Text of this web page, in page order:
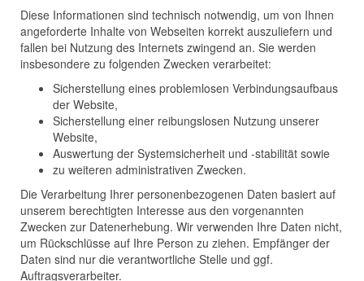
Diese Informationen sind technisch notwendig, um von Ihnen
angeforderte Inhalte von Webseiten korrekt auszuliefern und
fallen bei Nutzung des Internets zwingend an. Sie werden
insbesondere zu folgenden Zwecken verarbeitet:
Sicherstellung eines problemlosen Verbindungsaufbaus
der Website,
Sicherstellung einer reibungslosen Nutzung unserer
Website,
Auswertung der Systemsicherheit und -stabilität sowie
zu weiteren administrativen Zwecken.
Die Verarbeitung Ihrer personenbezogenen Daten basiert auf
unserem berechtigten Interesse aus den vorgenannten
Zwecken zur Datenerhebung. Wir verwenden Ihre Daten nicht,
um Rückschlüsse auf Ihre Person zu ziehen. Empfänger der
Daten sind nur die verantwortliche Stelle und ggf.
Auftragsverarbeiter.